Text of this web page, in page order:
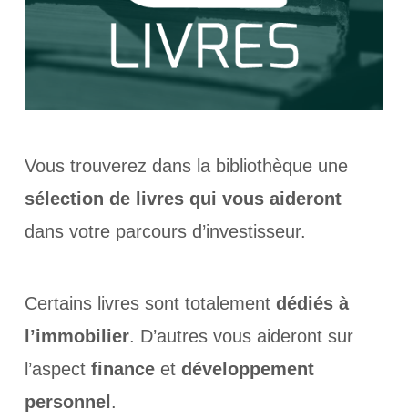
Vous trouverez dans la bibliothèque une
sélection de livres qui vous aideront
dans votre parcours d’investisseur.
Certains livres sont totalement dédiés à
l’immobilier. D’autres vous aideront sur
l’aspect financeet développement
personnel .